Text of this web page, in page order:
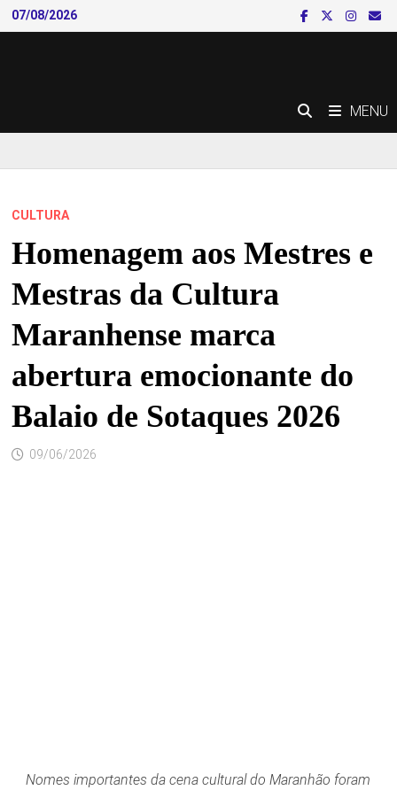
Skip
to
07/08/2026
MENU
CULTURA
Homenagem aos Mestres e
Mestras da Cultura
Maranhense marca
abertura emocionante do
Balaio de Sotaques 2026
09/06/2026
Nomes importantes da cena cultural do Maranhão foram